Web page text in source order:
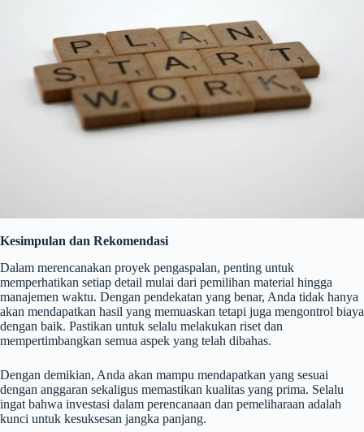
Kesimpulan dan Rekomendasi
Dalam merencanakan proyek pengaspalan, penting untuk
memperhatikan setiap detail mulai dari pemilihan material hingga
manajemen waktu. Dengan pendekatan yang benar, Anda tidak hanya
akan mendapatkan hasil yang memuaskan tetapi juga mengontrol biaya
dengan baik. Pastikan untuk selalu melakukan riset dan
mempertimbangkan semua aspek yang telah dibahas.
Dengan demikian, Anda akan mampu mendapatkan yang sesuai
dengan anggaran sekaligus memastikan kualitas yang prima. Selalu
ingat bahwa investasi dalam perencanaan dan pemeliharaan adalah
kunci untuk kesuksesan jangka panjang.